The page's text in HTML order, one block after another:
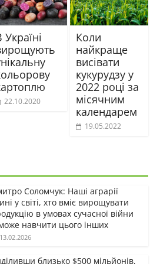
Україні
22.10.2020
Коли
найкраще
висівати
кукурудзу у
2022 році за
місячним
календарем
19.05.2022
Соломчук: Наші аграрії
у світі, хто вміє вирощувати
в умовах сучасної війни
навчити цього інших
13.02.2026
близько $500 мільйонів,